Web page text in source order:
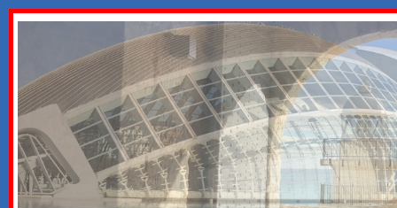
bydlikemevropou.com